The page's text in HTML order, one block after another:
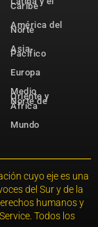
Caribe
América del
Norte
Asia-
Pacífico
Europa
Medio
Oriente y
Norte de
África
Mundo
cuyo eje es una
del Sur y de la
humanos y
Todos los